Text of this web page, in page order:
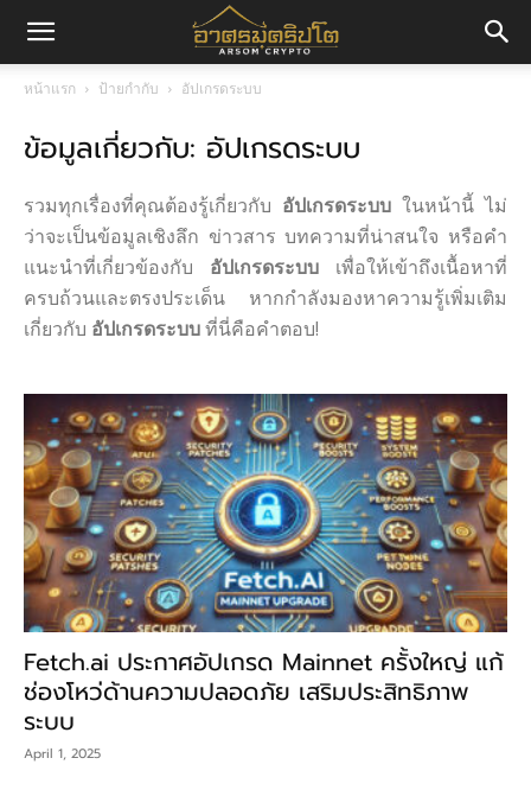
มค
ปโต
หน้าแรก ป้ายกำกับ อัปเกรดระบบ
ข้อมูลเกี่ยวกับ: อัปเกรดระบบ
รวมทุกเรื่องที่คุณต้องรู้เกี่ยวกับ อัปเกรดระบบ ในหน้านี้ ไม่
ว่าจะเป็นข้อมูลเชิงลึก ข่าวสาร บทความที่น่าสนใจ หรือคำ
แนะนำที่เกี่ยวข้องกับ อัปเกรดระบบ เพื่อให้เข้าถึงเนื้อหาที่
ครบถ้วนและตรงประเด็น หากกำลังมองหาความรู้เพิ่มเติม
เกี่ยวกับ อัปเกรดระบบที่นี่คือคำตอบ!
Fetch.ai ประกาศอัปเกรด Mainnet ครั้งใหญ่ แก้
ช่องโหว่ด้านความปลอดภัย เสริมประสิทธิภาพ
ระบบ
April 1, 2025